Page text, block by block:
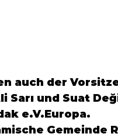
auch der
Sarı und Suat
e.V.Europa.
Gemeinde